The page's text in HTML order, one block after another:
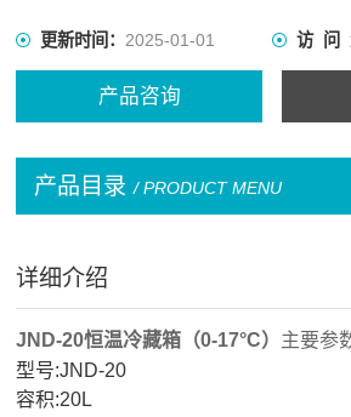
更新时间：2025-01-01 访 问
产品咨询
产品目录 / PRODUCT MENU
详细介绍
JND-20恒温冷藏箱（0-17°C） 主要参
型号:JND-20
容积:20L